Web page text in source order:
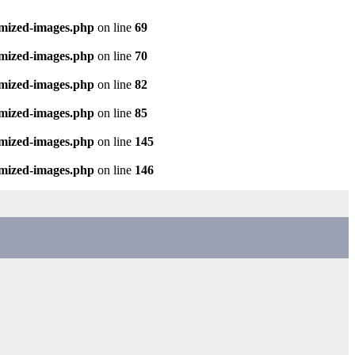
images.php on line 69
images.php on line 70
images.php on line 82
images.php on line 85
images.php on line 145
images.php on line 146